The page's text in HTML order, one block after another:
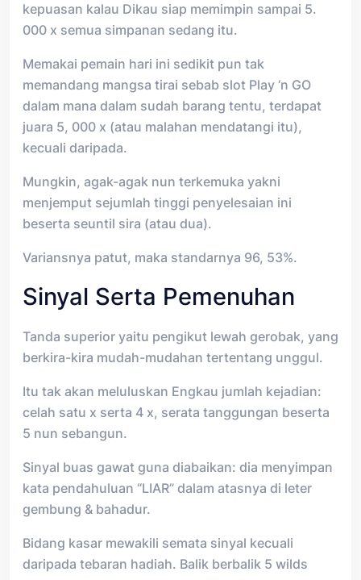
kepuasan kalau Dikau siap memimpin sampai 5.
000 x semua simpanan sedang itu.
Memakai pemain hari ini sedikit pun tak
memandang mangsa tirai sebab slot Play ‘n GO
dalam mana dalam sudah barang tentu, terdapat
juara 5, 000 x (atau malahan mendatangi itu),
kecuali daripada.
Mungkin, agak-agak nun terkemuka yakni
menjemput sejumlah tinggi penyelesaian ini
beserta seuntil sira (atau dua).
Variansnya patut, maka standarnya 96, 53%.
Sinyal Serta Pemenuhan
Tanda superior yaitu pengikut lewah gerobak, yang
berkira-kira mudah-mudahan tertentang unggul.
Itu tak akan meluluskan Engkau jumlah kejadian:
celah satu x serta 4 x, serata tanggungan beserta
5 nun sebangun.
Sinyal buas gawat guna diabaikan: dia menyimpan
kata pendahuluan “LIAR” dalam atasnya di leter
gembung & bahadur.
Bidang kasar mewakili semata sinyal kecuali
daripada tebaran hadiah. Balik berbalik 5 wilds